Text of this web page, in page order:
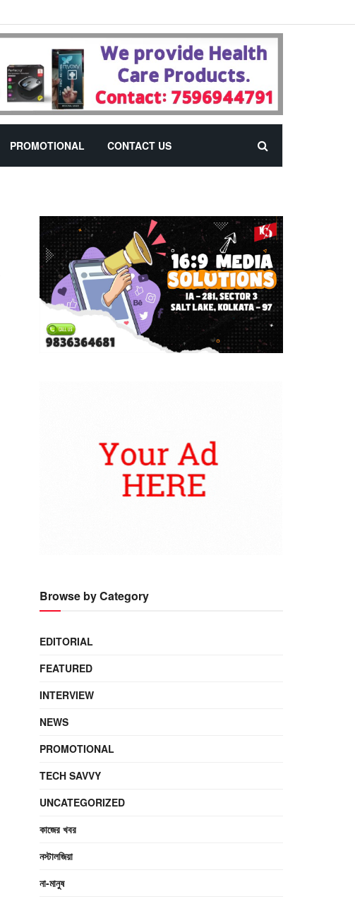
PROMOTIONAL CONTACT US
Browse by Category
EDITORIAL
FEATURED
INTERVIEW
NEWS
PROMOTIONAL
TECH SAVVY
UNCATEGORIZED
কাজের খবর
নস্টালজিয়া
না-মানুষ